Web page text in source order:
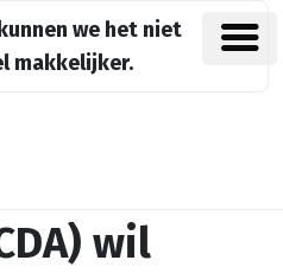
we het niet
makkelijker.
wil